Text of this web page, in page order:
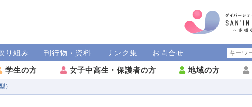
り組み 刊行物・資料 リンク集 お問合せ
学生の方 女子中高生・保護者の方 地域の方
）